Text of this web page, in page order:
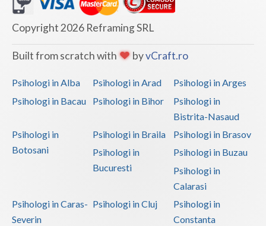
Copyright 2026 Reframing SRL
Built from scratch with byvCraft.ro
Psihologi in Alba Psihologi in Arad
Psihologi in Arges
Psihologi in Bacau
Psihologi in Bihor
Psihologi in
Bistrita-Nasaud
Psihologi in
Botosani
Psihologi in Braila
Psihologi in Brasov
Psihologi in
Bucuresti
Psihologi in Buzau
Psihologi in
Calarasi
Psihologi in Caras-
Severin
Psihologi in Cluj
Psihologi in
Constanta